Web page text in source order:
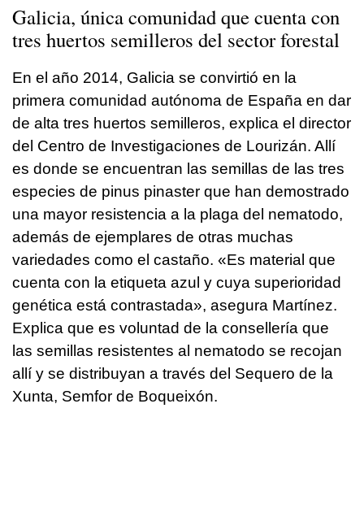
Galicia, única comunidad que cuenta con
tres huertos semilleros del sector forestal
En el año 2014, Galicia se convirtió en la
primera comunidad autónoma de España en dar
de alta tres huertos semilleros, explica el director
del Centro de Investigaciones de Lourizán. Allí
es donde se encuentran las semillas de las tres
especies de pinus pinaster que han demostrado
una mayor resistencia a la plaga del nematodo,
además de ejemplares de otras muchas
variedades como el castaño. «Es material que
cuenta con la etiqueta azul y cuya superioridad
genética está contrastada», asegura Martínez.
Explica que es voluntad de la consellería que
las semillas resistentes al nematodo se recojan
allí y se distribuyan a través del Sequero de la
Xunta, Semfor de Boqueixón.